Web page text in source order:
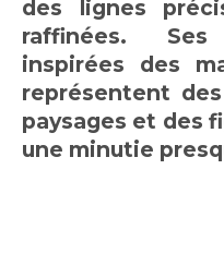
des lignes
raffinées.
inspirées des
représentent
paysages et des
une minutie